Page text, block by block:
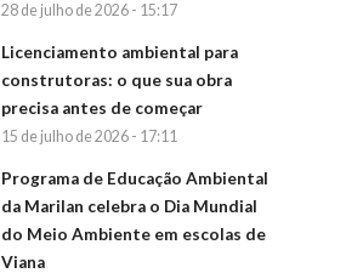
28 de julho de 2026 - 15:17
Licenciamento ambiental para
construtoras: o que sua obra
precisa antes de começar
15 de julho de 2026 - 17:11
Programa de Educação Ambiental
da Marilan celebra o Dia Mundial
do Meio Ambiente em escolas de
Viana